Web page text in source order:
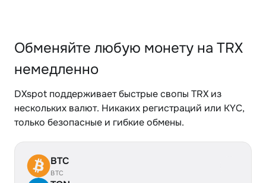
Обменяйте любую монету на TRX
немедленно
DXspot поддерживает быстрые свопы TRX из
нескольких валют. Никаких регистраций или KYC,
только безопасные и гибкие обмены.
BTC
BTC